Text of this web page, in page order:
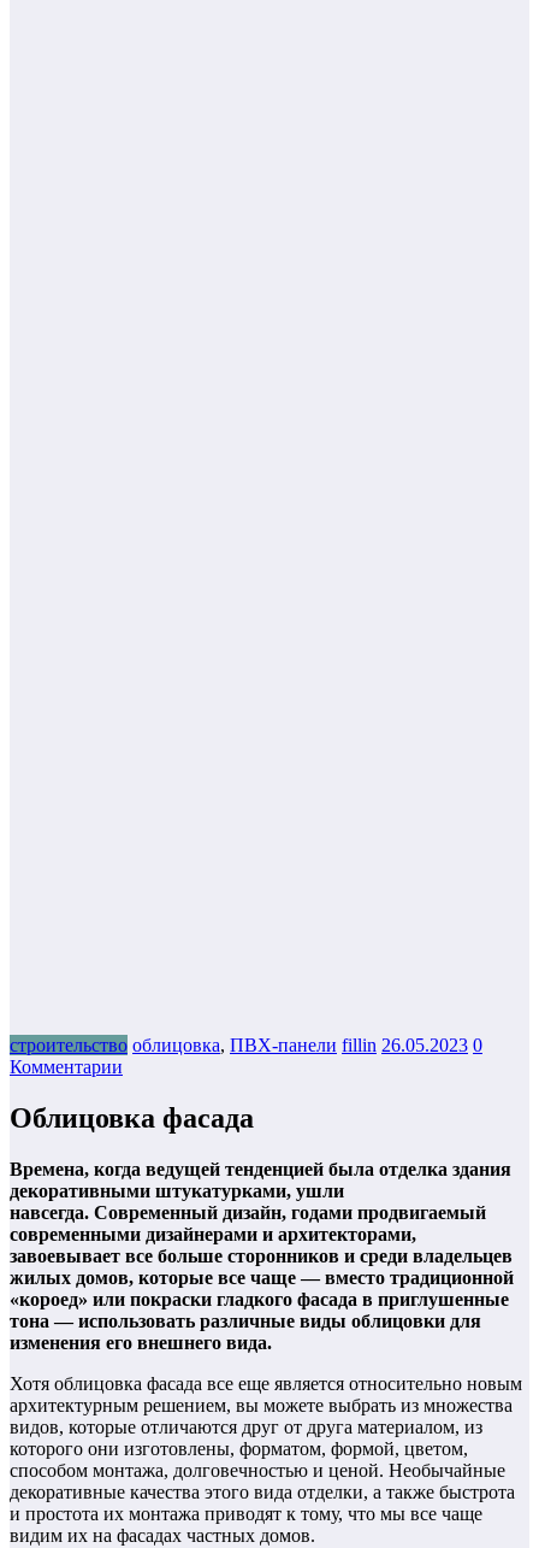
строительство облицовка, ПВХ-панели fillin 26.05.2023 0
Комментарии
Облицовка фасада
Времена, когда ведущей тенденцией была отделка здания
декоративными штукатурками, ушли
навсегда. Современный дизайн, годами продвигаемый
современными дизайнерами и архитекторами,
завоевывает все больше сторонников и среди владельцев
жилых домов, которые все чаще — вместо традиционной
«короед» или покраски гладкого фасада в приглушенные
тона — использовать различные виды облицовки для
изменения его внешнего вида.
Хотя облицовка фасада все еще является относительно новым
архитектурным решением, вы можете выбрать из множества
видов, которые отличаются друг от друга материалом, из
которого они изготовлены, форматом, формой, цветом,
способом монтажа, долговечностью и ценой. Необычайные
декоративные качества этого вида отделки, а также быстрота
и простота их монтажа приводят к тому, что мы все чаще
видим их на фасадах частных домов.